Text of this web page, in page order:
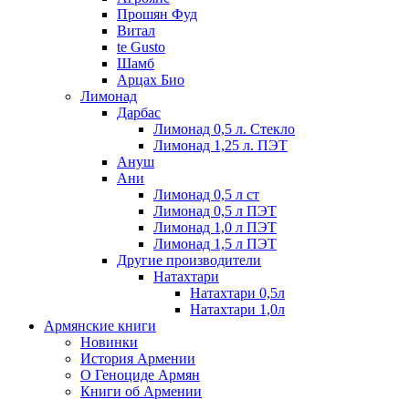
Прошян Фуд
Витал
te Gusto
Шамб
Арцах Био
Лимонад
Дарбас
Лимонад 0,5 л. Стекло
Лимонад 1,25 л. ПЭТ
Ануш
Ани
Лимонад 0,5 л ст
Лимонад 0,5 л ПЭТ
Лимонад 1,0 л ПЭТ
Лимонад 1,5 л ПЭТ
Другие производители
Натахтари
Натахтари 0,5л
Натахтари 1,0л
Армянские книги
Новинки
История Армении
О Геноциде Армян
Книги об Армении